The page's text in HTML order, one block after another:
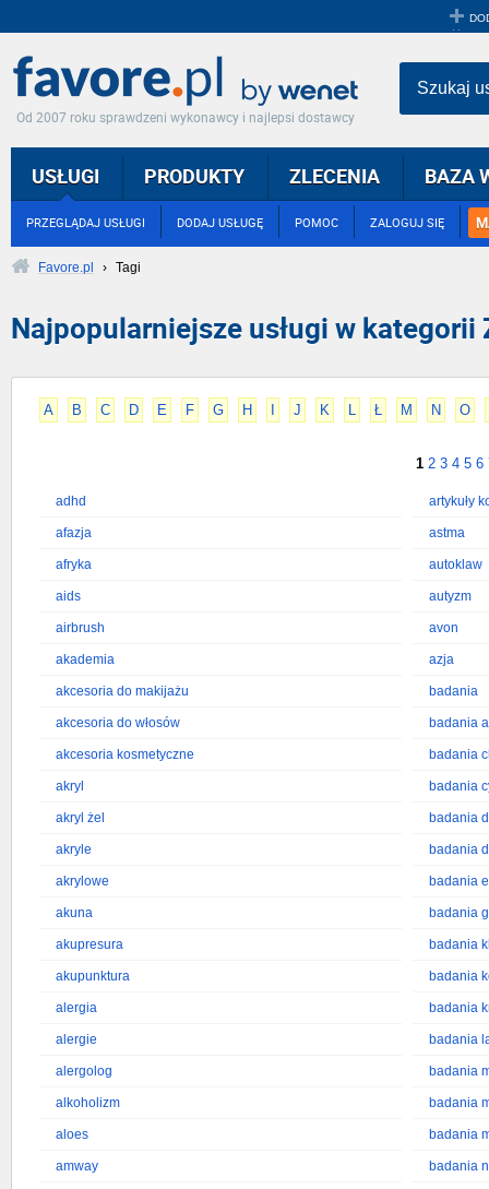
Od 2007 roku sprawdzeni wykonawcy i najlepsi dostawcy
USŁUGI
PRZEGLĄDAJ USŁUGI DODAJ USŁUGĘ POMOC ZALOGUJ SIĘ
PRODUKTY ZLECENIA BAZA
Szukaj
Favore.pl › Tagi
Najpopularniejsze usługi w
A B C D E F G H J K L Ł M N O
1 2 3 4 5 6
adhd
afazja
afryka
aids
airbrush
akademia
akcesoria do makijażu
akcesoria do włosów
akcesoria kosmetyczne
akryl
akryl żel
akryle
akrylowe
akuna
akupresura
akupunktura
alergia
alergie
alergolog
alkoholizm
aloes
amway
artykuły
astma
autoklaw
autyzm
avon
azja
badania
badania
badania
badania
badania
badania
badania
badania
badania
badania
badania
badania
badania
badania
badania
badania